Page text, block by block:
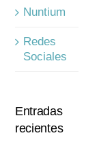
Nuntium
Redes
Sociales
Entradas
recientes